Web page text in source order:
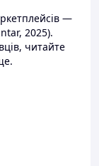
—
2025).
читайте